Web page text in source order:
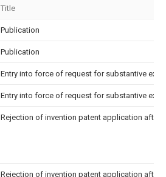
Title
Publication
Publication
Entry into force of request for substantive
Entry into force of request for substantive
Rejection of invention patent application after
Rejection of invention patent application after